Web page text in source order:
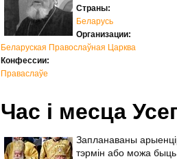
Страны:
Беларусь
Организации:
Беларуская Правослаўная Царква
Конфессии:
Праваслаўе
Час і месца
Запланаваны
тэрмін або можа